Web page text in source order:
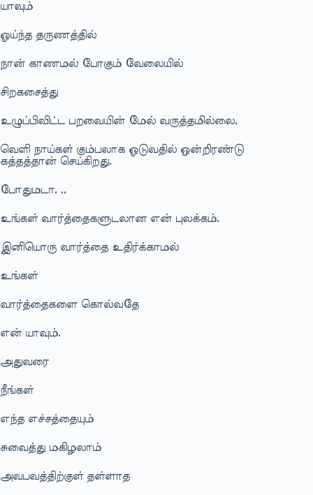
யாவும்
ஓய்ந்த தருணத்தில்
நான் காணமல் போகும் வேலையில்
சிறகசைத்து
உழுப்பிவிட்ட பறவையின் மேல் வருத்தமில்லை.
வெளி நாய்கள் கும்பலாக ஓடுவதில் ஒன்றிரண்டு
கத்தத்தான் செய்கிறது.
போதுமடா. ..
உங்கள் வார்த்தைகளுடலான என் புலக்கம்.
இனியொரு வார்த்தை உதிர்க்காமல்
உங்கள்
வார்த்தைகளை கொல்வதே
என் யாவும்.
அதுவரை
நீங்கள்
எந்த எச்சத்தையும்
சுவைத்து மகிழலாம்
அவபவத்திற்குள் தள்ளாத